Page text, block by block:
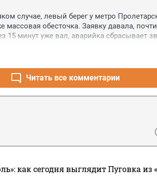
случае, левый берег у метро
массовая обесточка. Заявку давала,
15 минут уже вал, аварийка сбрасывает
Читать все комментарии
как сегодня выглядит Пуговка